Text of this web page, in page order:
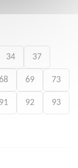
34 37
68 69 73
91 92 93